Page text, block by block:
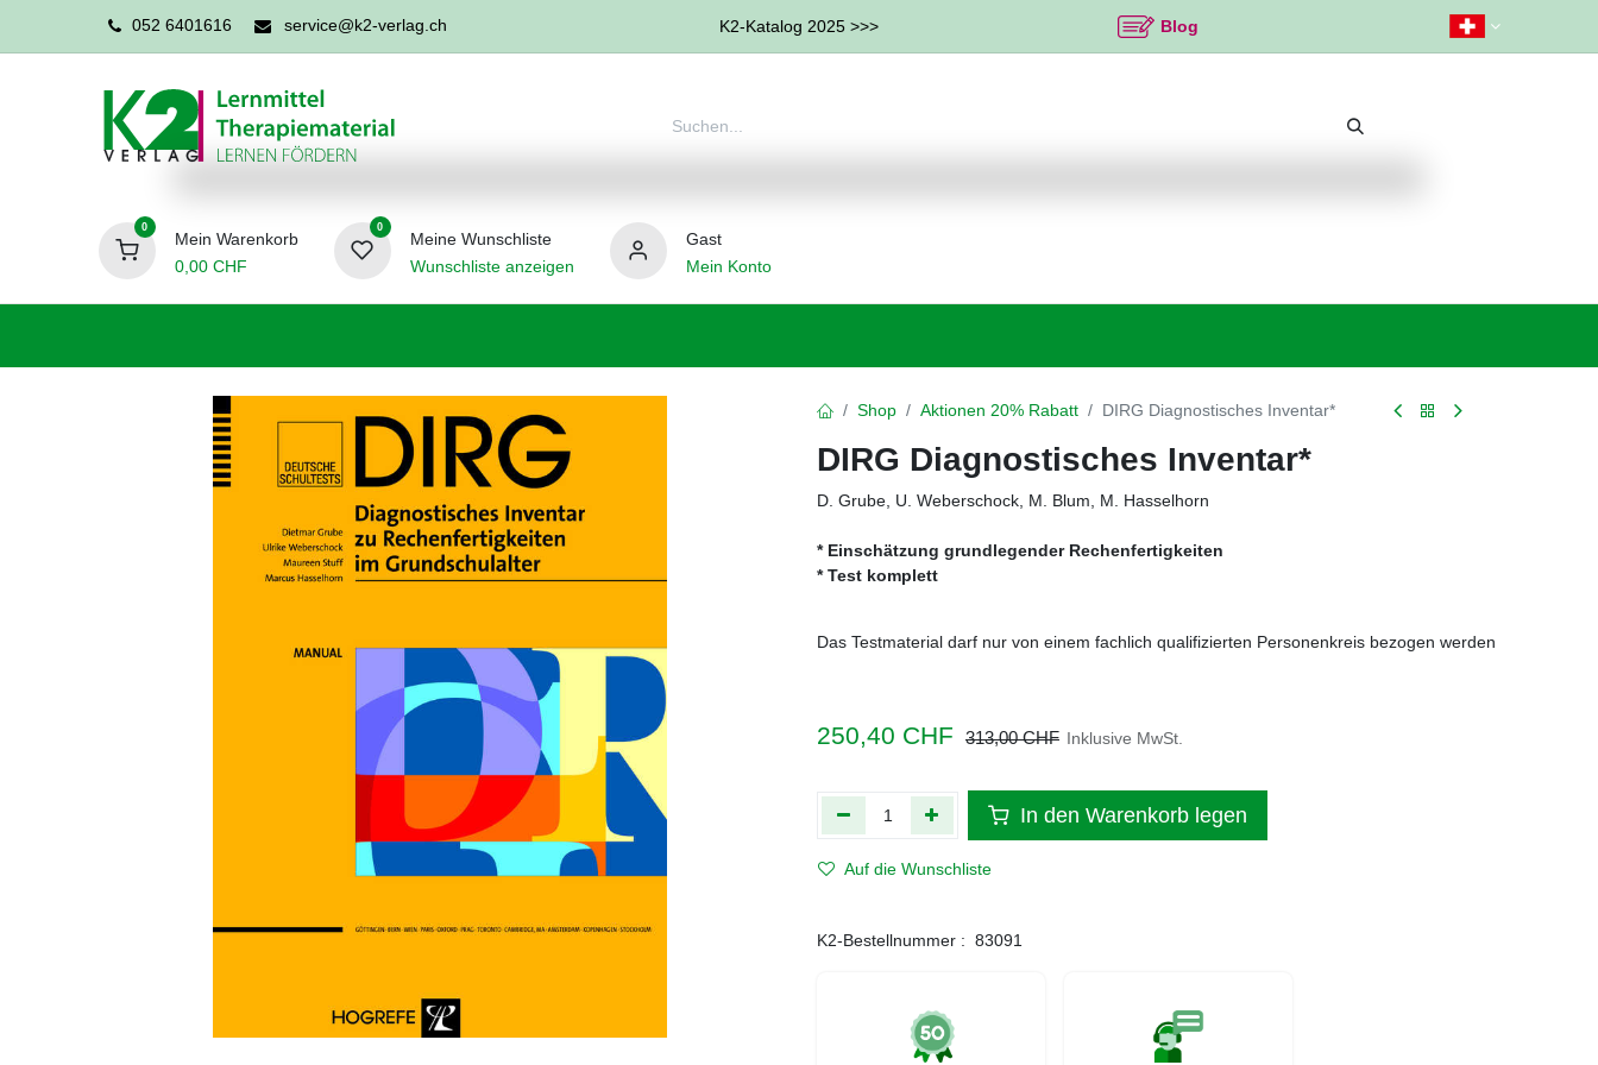
052 6401616 service@k2-verlag.ch K2-Katalog 2025 >>> Blog
0
Mein Warenkorb
0,00CHF
0
Meine Wunschliste
Wunschliste anzeigen
Gast
Mein Konto
Shop Aktionen 20% Rabatt DIRG Diagnostisches Inventar*
DIRG Diagnostisches Inventar*
D. Grube, U. Weberschock, M. Blum, M. Hasselhorn
* Einschätzung grundlegender Rechenfertigkeiten
* Test komplett
Das Testmaterial darf nur von einem fachlich qualifizierten Personenkreis bezogen werden
250,40 CHF 313,00CHF Inklusive MwSt.
In den Warenkorb legen
Auf die Wunschliste
K2-Bestellnummer : 83091